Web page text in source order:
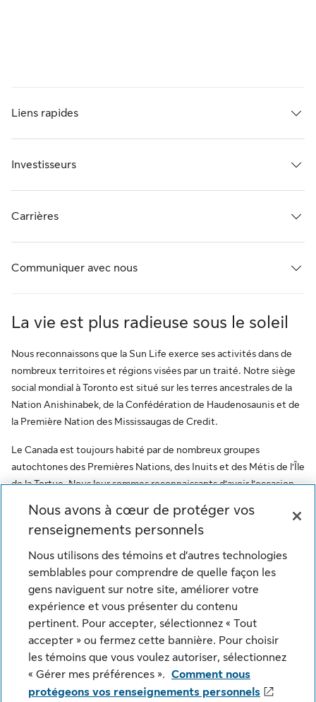
Liens rapides
Investisseurs
Carrières
Communiquer avec nous
La vie est plus radieuse sous le soleil
Nous reconnaissons que la Sun Life exerce ses activités dans de
nombreux territoires et régions visées par un traité. Notre siège
social mondial à Toronto est situé sur les terres ancestrales de la
Nation Anishinabek, de la Confédération de Haudenosaunis et de
la Première Nation des Mississaugas de Credit.
Le Canada est toujours habité par de nombreux groupes
autochtones des Premières Nations, des Inuits et des Métis de l’Île
de la Tortue. Nous leur sommes reconnaissants d’avoir l’occasion
respect des premiers habitants et à reconnaître l’oppression des
peuples autochtones. De plus, il reflète l’engagement de la Sun
Life à l’égard des communautés autochtones et de ses employés
qui font partie de ces communautés.
© Sun Life du Canada, compagnie d'assurance-vie. Tous
droits réservés.
Paramètres des témoins Sécurité
Nous avons à cœur de protéger vos
renseignements personnels
Nous utilisons des témoins et d’autres technologies
semblables pour comprendre de quelle façon les
gens naviguent sur notre site, améliorer votre
expérience et vous présenter du contenu
pertinent. Pour accepter, sélectionnez « Tout
accepter » ou fermez cette bannière. Pour choisir
les témoins que vous voulez autoriser, sélectionnez
« Gérer mes préférences ». Comment nous
protégeons vos renseignements personnels